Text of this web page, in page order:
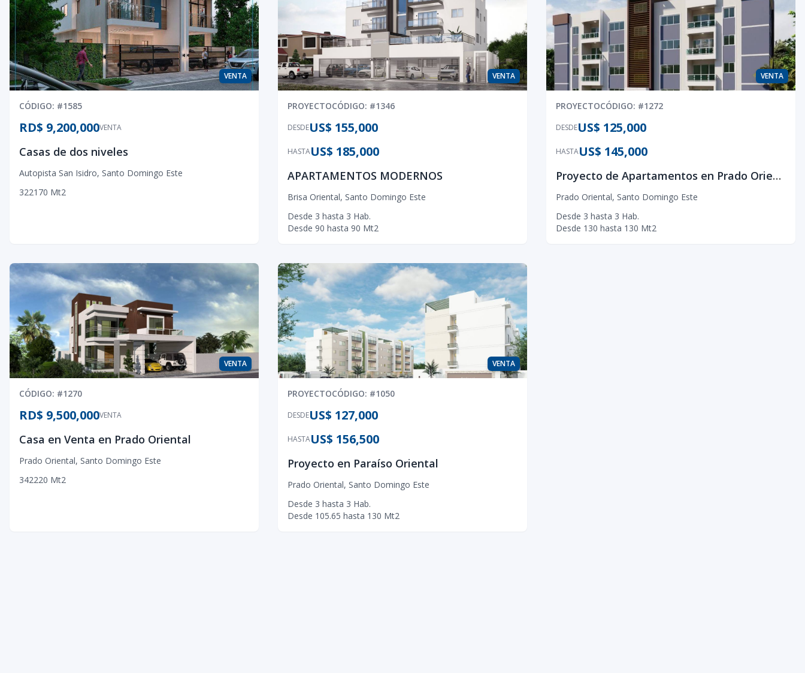
VENTA
CÓDIGO: #1585
VENTA
RD$ 9,200,000
Casas de dos niveles
Autopista San Isidro, Santo Domingo Este
322170 Mt2
VENTA
PROYECTOCÓDIGO: #1346
DESDEUS$ 155,000
HASTAUS$ 185,000
APARTAMENTOS MODERNOS
Brisa Oriental, Santo Domingo Este
Desde 3 hasta 3 Hab.
Desde 90 hasta 90 Mt2
VENTA
PROYECTOCÓDIGO: #1272
DESDEUS$ 125,000
HASTAUS$ 145,000
Proyecto de Apartamentos en Prado Oriental
Prado Oriental, Santo Domingo Este
Desde 3 hasta 3 Hab.
Desde 130 hasta 130 Mt2
VENTA
CÓDIGO: #1270
VENTA
RD$ 9,500,000
Casa en Venta en Prado Oriental
Prado Oriental, Santo Domingo Este
342220 Mt2
VENTA
PROYECTOCÓDIGO: #1050
DESDEUS$ 127,000
HASTAUS$ 156,500
Proyecto en Paraíso Oriental
Prado Oriental, Santo Domingo Este
Desde 3 hasta 3 Hab.
Desde 105.65 hasta 130 Mt2